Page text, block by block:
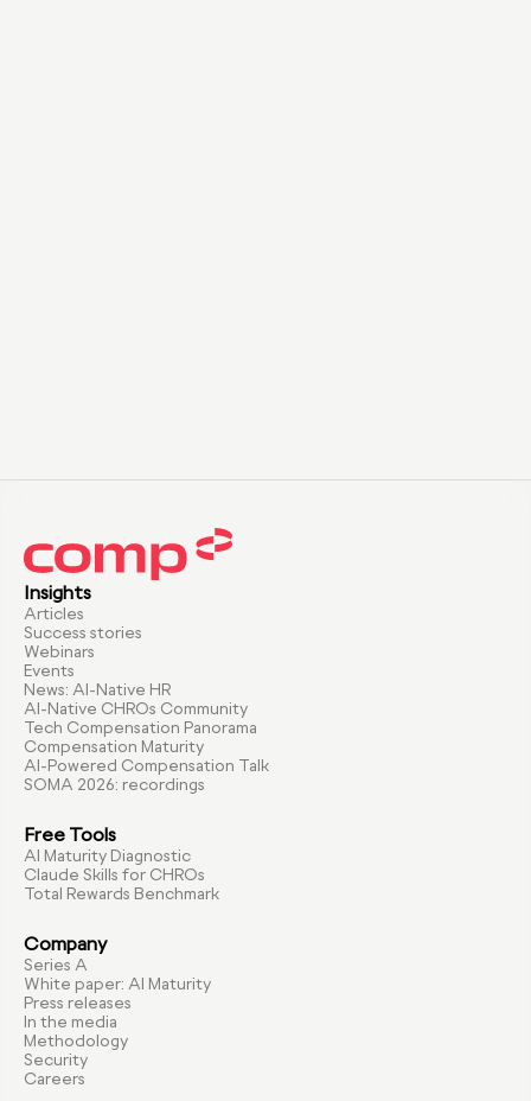
Insights
Articles
Success stories
Webinars
Events
News: AI-Native HR
AI-Native CHROs Community
Tech Compensation Panorama
Compensation Maturity
AI-Powered Compensation Talk
SOMA 2026: recordings
Free Tools
AI Maturity Diagnostic
Claude Skills for CHROs
Total Rewards Benchmark
Company
Series A
White paper: AI Maturity
Press releases
In the media
Methodology
Security
Careers